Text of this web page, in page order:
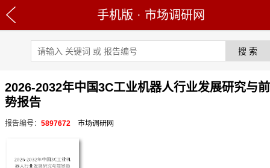
手机版 · 市场调研网
2026-2032年中国3C工业机器人行业发展研究与
势报告
报告编号： 5897672 市场调研网